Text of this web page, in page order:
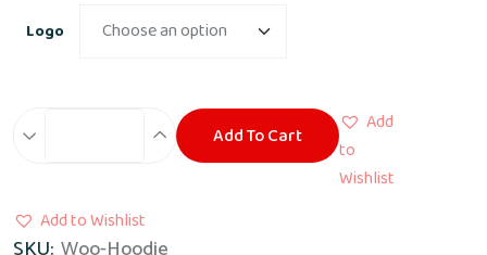
Logo
Wooden
Add To Cart
Add
to
Wishlist
Add to Wishlist